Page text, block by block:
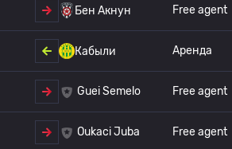
Бен Акнун Free agent
Кабыли Аренда
Guei Semelo Free agent
Oukaci Juba Free agent